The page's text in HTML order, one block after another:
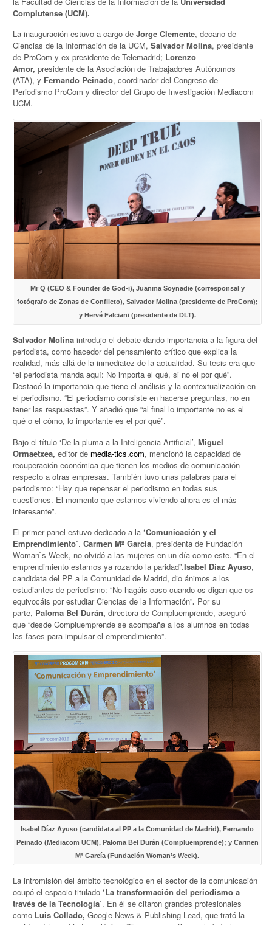
Complutense (UCM).
La inauguración estuvo a cargo deJorge Clemente, decano de
Ciencias de la Información de la UCM,Salvador Molina, presidente
de ProCom y ex presidente de Telemadrid; Lorenzo
Amor, presidente de la Asociación de Trabajadores Autónomos
(ATA), y Fernando Peinado, coordinador del Congreso de
Periodismo ProCom y director del Grupo de Investigación Mediacom
UCM.
Mr Q (CEO & Founder de God-i), Juanma Soynadie (corresponsal y
fotógrafo de Zonas de Conflicto), Salvador Molina (presidente de ProCom);
y Hervé Falciani (presidente de DLT).
Salvador Molina introdujo el debate dando importancia a la figura del
periodista, como hacedor del pensamiento crítico que explica la
realidad, más allá de la inmediatez de la actualidad. Su tesis era que
“el periodista manda aquí: No importa el qué, si no el por qué”.
Destacó la importancia que tiene el análisis y la contextualización en
el periodismo. “El periodismo consiste en hacerse preguntas, no en
tener las respuestas”. Y añadió que “al final lo importante no es el
qué o el cómo, lo importante es el por qué”.
Bajo el título ‘De la pluma a la Inteligencia Artificial’,Miguel
Ormaetxea, editor de media-tics.com, mencionó la capacidad de
recuperación económica que tienen los medios de comunicación
respecto a otras empresas. También tuvo unas palabras para el
periodismo: “Hay que repensar el periodismo en todas sus
cuestiones. El momento que estamos viviendo ahora es el más
interesante”.
El primer panel estuvo dedicado a la‘Comunicación y el
Emprendimiento’.Carmen Mº García, presidenta de Fundación
Woman`s Week, no olvidó a las mujeres en un día como este. “En el
emprendimiento estamos ya rozando la paridad”.Isabel Díaz Ayuso,
candidata del PP a la Comunidad de Madrid, dio ánimos a los
estudiantes de periodismo: “No hagáis caso cuando os digan que os
equivocáis por estudiar Ciencias de la Información”. Por su
parte, Paloma Bel Durán, directora de Compluemprende, aseguró
que “desde Compluemprende se acompaña a los alumnos en todas
las fases para impulsar el emprendimiento”.
Isabel Díaz Ayuso (candidata al PP a la Comunidad de Madrid), Fernando
Peinado (Mediacom UCM), Paloma Bel Durán (Compluemprende); y Carmen
Mª García (Fundación Woman’s Week).
La intromisión del ámbito tecnológico en el sector de la comunicación
ocupó el espacio titulado‘La transformación del periodismo a
través de la Tecnología’. En él se citaron grandes profesionales
como Luis Collado, Google News & Publishing Lead, que trató la